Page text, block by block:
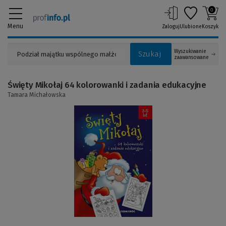
Menu
Szukaj
Wyszukiwanie
zaawansowane
ZalogujUlubione
0
Koszyk
do
Święty Mikołaj 64 kolorowanki i zadania edukacyjne
Tamara Michałowska